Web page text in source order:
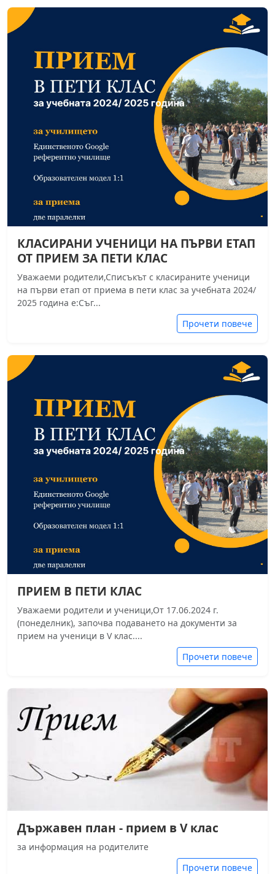
КЛАСИРАНИ УЧЕНИЦИ НА ПЪРВИ ЕТАП
ОТ ПРИЕМ ЗА ПЕТИ КЛАС
Уважаеми родители,Списъкът с класираните ученици
на първи етап от приема в пети клас за учебната 2024/
2025 година е:Съг...
Прочети повече
ПРИЕМ В ПЕТИ КЛАС
Уважаеми родители и ученици,От 17.06.2024 г.
(понеделник), започва подаването на документи за
прием на ученици в V клас....
Прочети повече
Държавен план - прием в V клас
за информация на родителите
Прочети повече